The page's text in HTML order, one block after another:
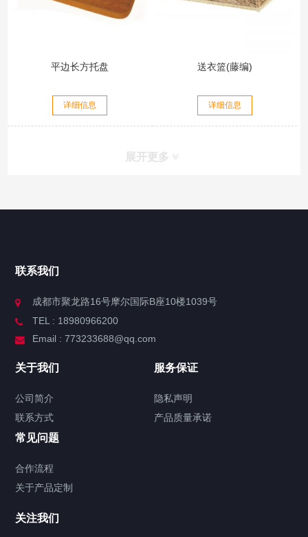
平边长方托盘
详细信息
送衣篮(藤编)
详细信息
展开更多
联系我们
成都市聚龙路16号摩尔国际B座10楼1039号
TEL : 18980966200
Email : 773233688@qq.com
关于我们
公司简介
联系方式
服务保证
隐私声明
产品质量承诺
常见问题
合作流程
关于产品定制
关注我们